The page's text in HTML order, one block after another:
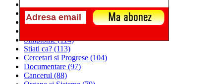
Sanatatea si Preventia(170)
Interventii si Tratamente(167)
Simptome(114)
Stiati ca? (113)
Cercetari si Progrese (104)
Documentare (97)
Cancerul (88)